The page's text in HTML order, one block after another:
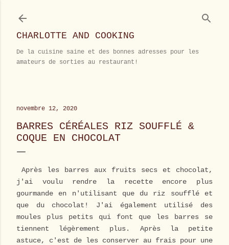
CHARLOTTE AND COOKING
De la cuisine saine et des bonnes adresses pour les
amateurs de sorties au restaurant!
novembre 12, 2020
BARRES CÉRÉALES RIZ SOUFFLÉ &
COQUE EN CHOCOLAT
Après les barres aux fruits secs et chocolat,
j'ai voulu rendre la recette encore plus
gourmande en n'utilisant que du riz soufflé et
que du chocolat! J'ai également utilisé des
moules plus petits qui font que les barres se
tiennent légèrement plus. Après la petite
astuce, c'est de les conserver au frais pour une